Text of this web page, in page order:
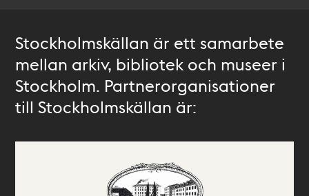
Stockholmskällan är ett samarbete
mellan arkiv, bibliotek och museer i
Stockholm. Partnerorganisationer
till Stockholmskällan är: